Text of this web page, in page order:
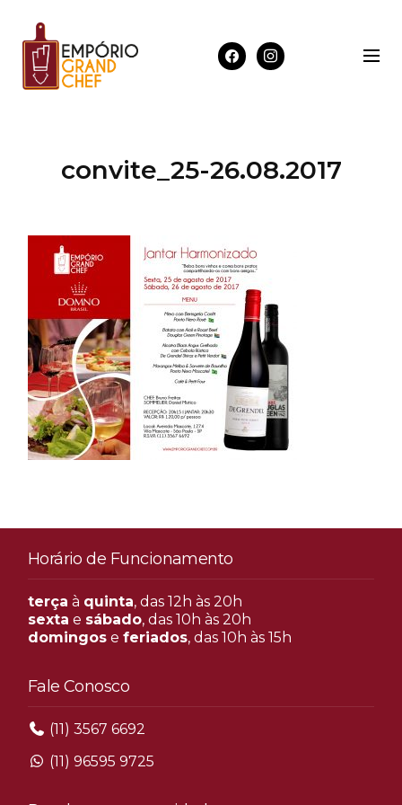
convite_25-26.08.2017
Horário de Funcionamento
terça à quinta, das 12h às 20h
sexta e sábado, das 10h às 20h
domingose feriados, das 10h às 15h
Fale Conosco
(11) 3567 6692
(11) 96595 9725